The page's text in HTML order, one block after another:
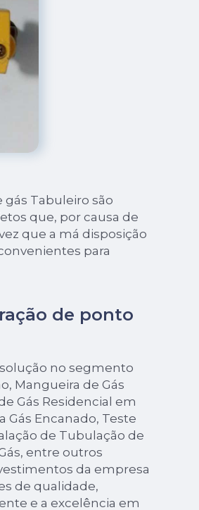
Tabuleiro são
que, por causa de
que a má disposição
para
de ponto
solução no segmento
Mangueira de Gás
Gás Residencial em
Gás Encanado, Teste
de Tubulação de
entre outros
da empresa
de qualidade,
e a excelência em